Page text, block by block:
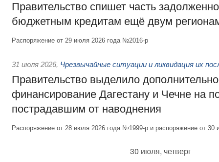
Правительство спишет часть
бюджетным кредитам ещё двум
Распоряжение от 29 июля 2026 года №2016-р
31 июля 2026, Чрезвычайные ситуации и ликвидация их
Правительство выделило
финансирование Дагестану и Чечне на
пострадавшим от наводнения
Распоряжение от 28 июля 2026 года №1999-р и распоряжение от
30 июля, четверг